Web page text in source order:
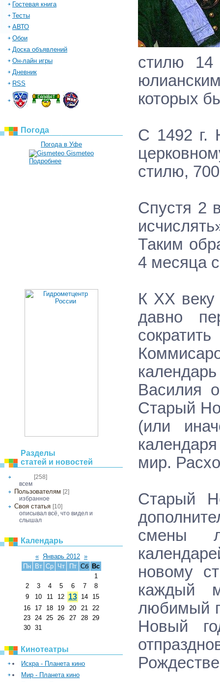
Гостевая книга
Тесты
АВТО
Обои
Доска объявлений
Он-лайн игры
Дневник
RSS
Погода
Погода в Уфе
Gismeteo
Подробнее
Разделы
статей и новостей
[258]
всем
Пользователям [2]
избранное
Своя статья [10]
описывал всё, что видел и
слышал
Календарь
« Январь 2012 »
Пн
Вт Ср Чт Пт Сб Вс
1
2
3 4 5 6 7
8
9
10 11 12 13 14
15
16
17 18 19 20 21 22
23 24 25 26 27 28 29
30 31
Кинотеатры
Искра - Планета кино
Мир - Планета кино
стилю 14
которых
С 1492 г.
стилю,
Спустя 2
Таким
4 месяца
К ХХ веку
давно
Василия
Старый
(или
мир.
Старый
смены
новому
каждый
любимый
Новый